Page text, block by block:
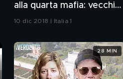
alla quarta mafia: vecchi
boss e nuovi clan della
10 dic 2018 | Italia 1
28 MIN